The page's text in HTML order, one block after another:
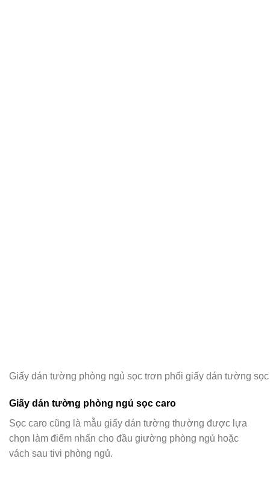
Giấy dán tường phòng ngủ sọc trơn phối giấy dán tường
Giấy dán tường phòng ngủ sọc caro
Sọc caro cũng là mẫu giấy dán tường thường được lựa
chọn làm điểm nhấn cho đầu giường phòng ngủ hoặc
vách sau tivi phòng ngủ.